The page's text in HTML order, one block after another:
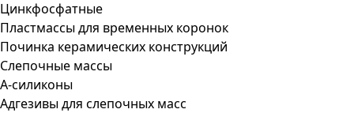
Цинкфосфатные
Пластмассы для временных коронок
Починка керамических конструкций
Слепочные массы
А-силиконы
Адгезивы для слепочных масс